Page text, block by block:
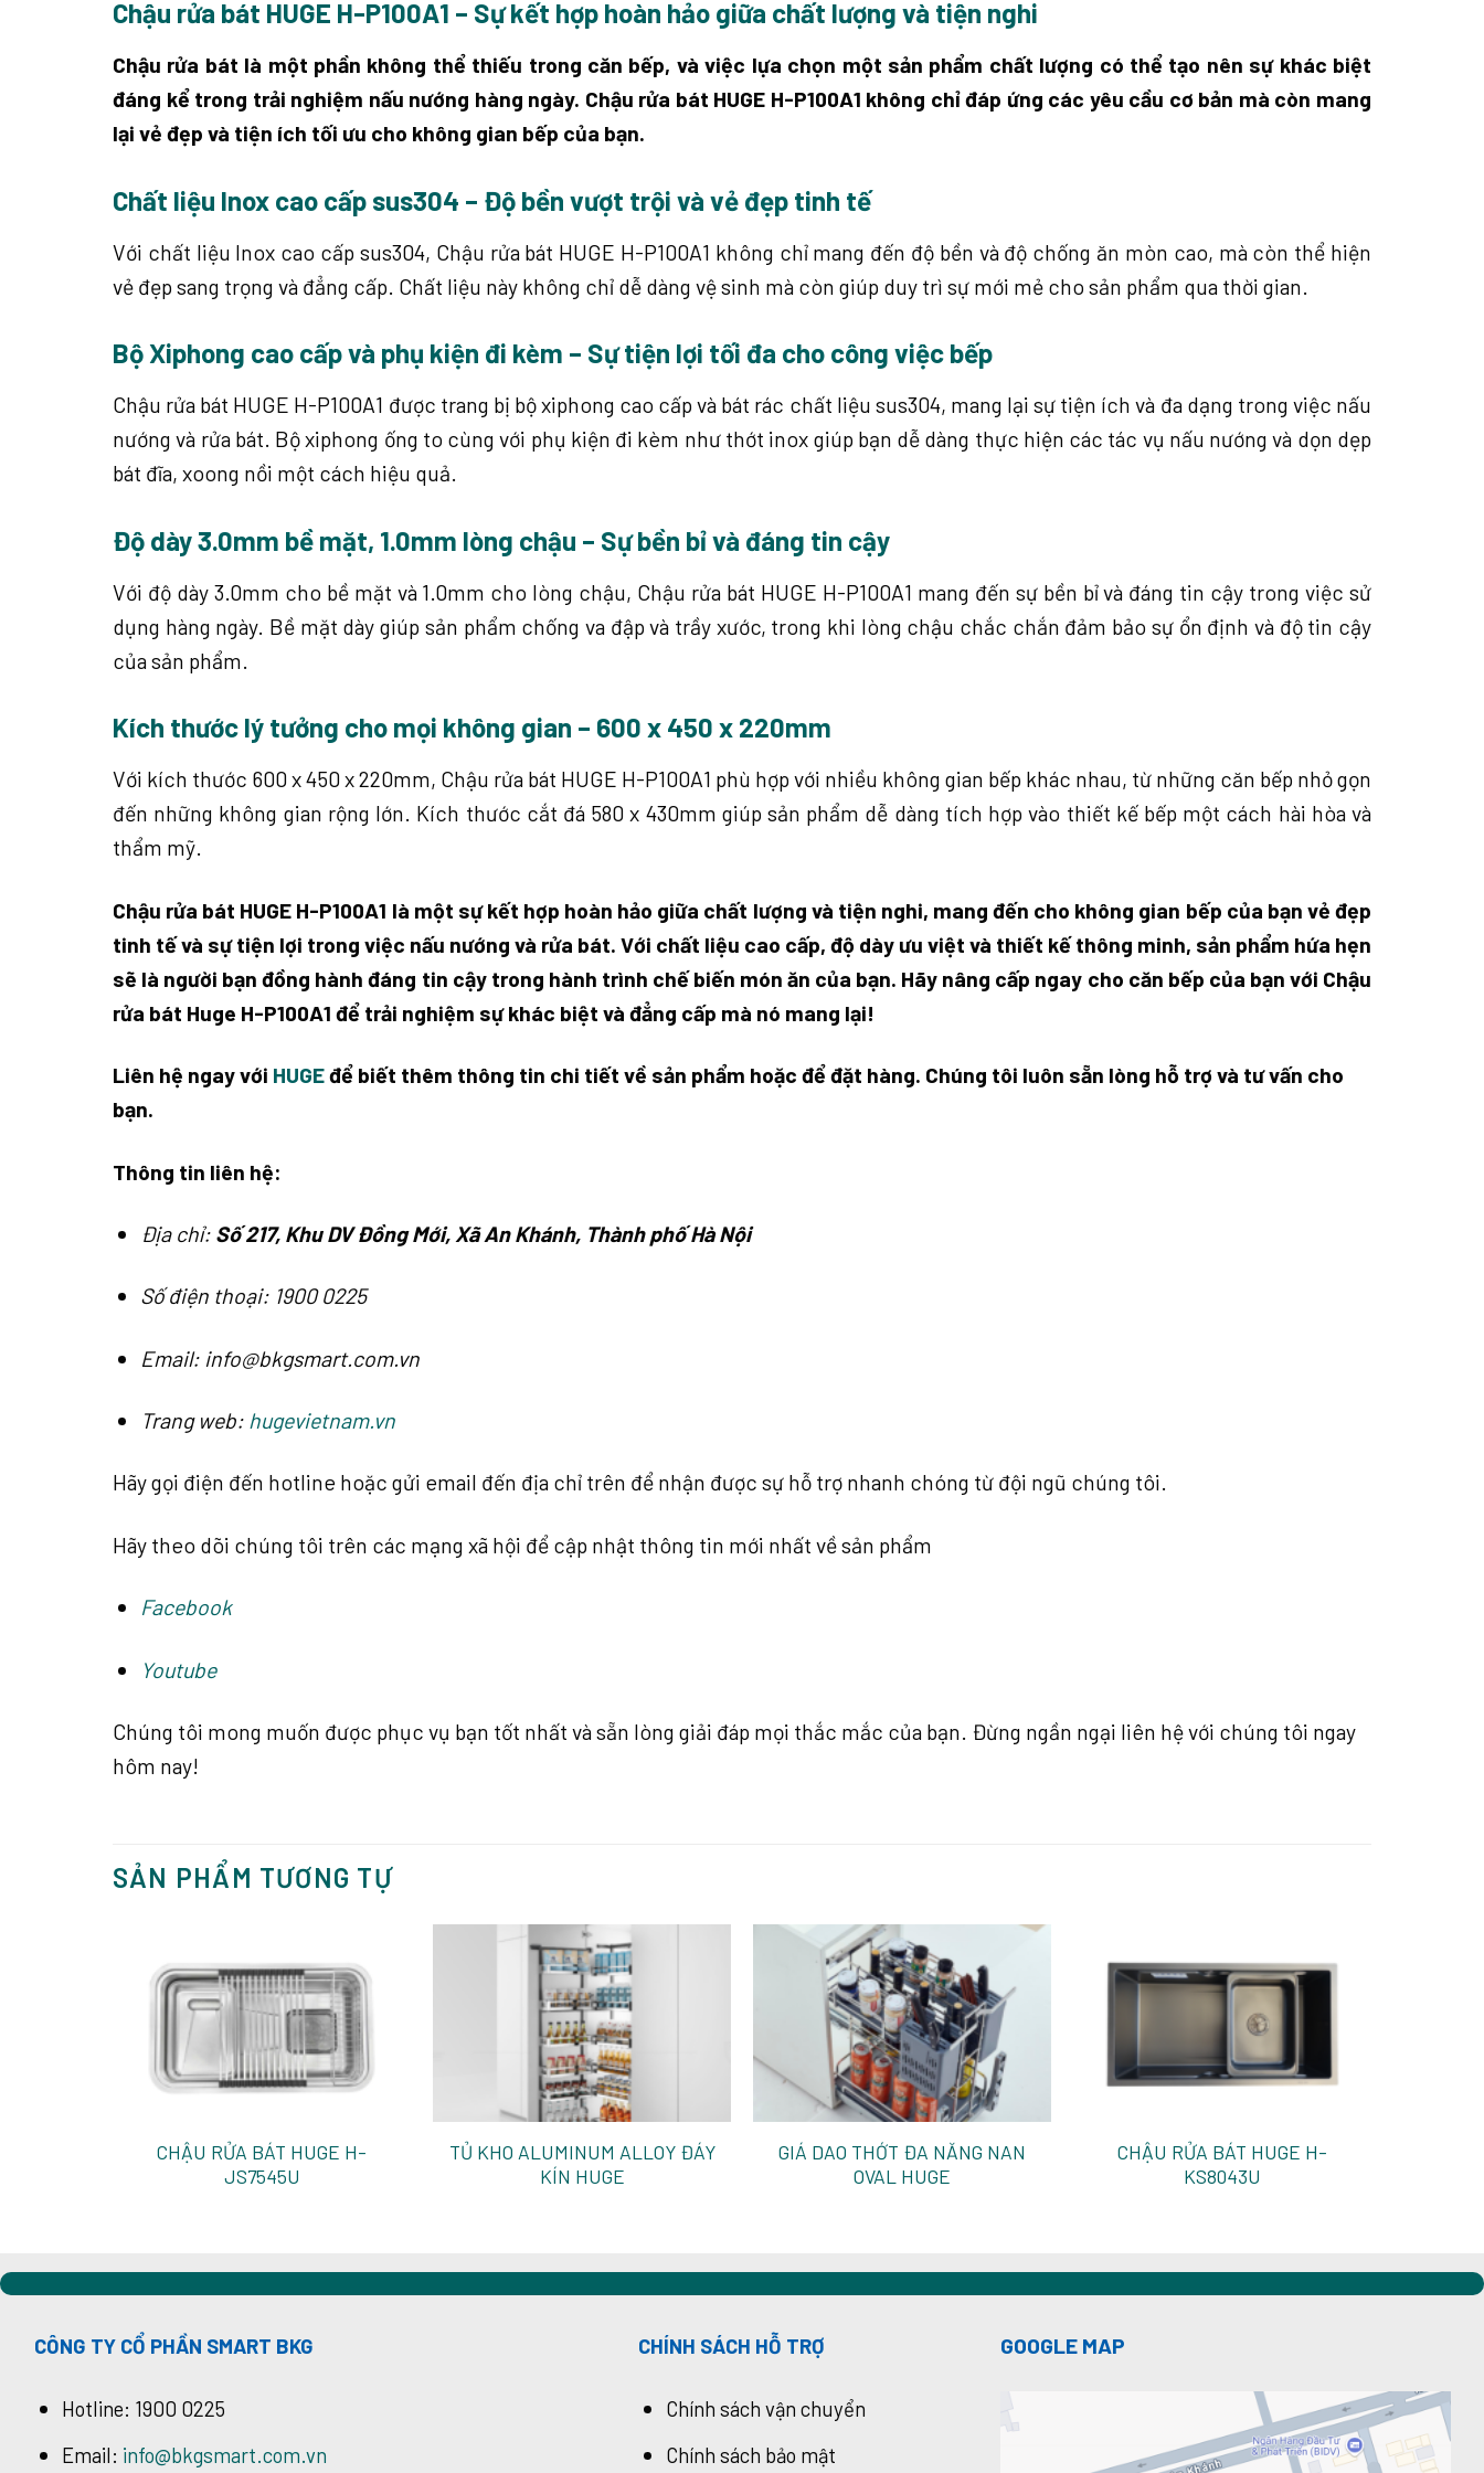
Chậu rửa bát HUGE H-P100A1 – Sự kết hợp hoàn hảo giữa chất lượng và tiện nghi
Chậu rửa bát là một phần không thể thiếu trong căn bếp, và việc lựa chọn một sản phẩm chất lượng có thể tạo nên sự khác biệt
đáng kể trong trải nghiệm nấu nướng hàng ngày. Chậu rửa bát HUGE H-P100A1 không chỉ đáp ứng các yêu cầu cơ bản mà còn mang
lại vẻ đẹp và tiện ích tối ưu cho không gian bếp của bạn.
Chất liệu Inox cao cấp sus304 – Độ bền vượt trội và vẻ đẹp tinh tế
Với chất liệu Inox cao cấp sus304, Chậu rửa bát HUGE H-P100A1 không chỉ mang đến độ bền và độ chống ăn mòn cao, mà còn thể hiện
vẻ đẹp sang trọng và đẳng cấp. Chất liệu này không chỉ dễ dàng vệ sinh mà còn giúp duy trì sự mới mẻ cho sản phẩm qua thời gian.
Bộ Xiphong cao cấp và phụ kiện đi kèm – Sự tiện lợi tối đa cho công việc bếp
Chậu rửa bát HUGE H-P100A1 được trang bị bộ xiphong cao cấp và bát rác chất liệu sus304, mang lại sự tiện ích và đa dạng trong việc nấu
nướng và rửa bát. Bộ xiphong ống to cùng với phụ kiện đi kèm như thớt inox giúp bạn dễ dàng thực hiện các tác vụ nấu nướng và dọn dẹp
bát đĩa, xoong nồi một cách hiệu quả.
Độ dày 3.0mm bề mặt, 1.0mm lòng chậu – Sự bền bỉ và đáng tin cậy
Với độ dày 3.0mm cho bề mặt và 1.0mm cho lòng chậu, Chậu rửa bát HUGE H-P100A1 mang đến sự bền bỉ và đáng tin cậy trong việc sử
dụng hàng ngày. Bề mặt dày giúp sản phẩm chống va đập và trầy xước, trong khi lòng chậu chắc chắn đảm bảo sự ổn định và độ tin cậy
của sản phẩm.
Kích thước lý tưởng cho mọi không gian – 600 x 450 x 220mm
Với kích thước 600 x 450 x 220mm, Chậu rửa bát HUGE H-P100A1 phù hợp với nhiều không gian bếp khác nhau, từ những căn bếp nhỏ gọn
đến những không gian rộng lớn. Kích thước cắt đá 580 x 430mm giúp sản phẩm dễ dàng tích hợp vào thiết kế bếp một cách hài hòa và
thẩm mỹ.
Chậu rửa bát HUGE H-P100A1 là một sự kết hợp hoàn hảo giữa chất lượng và tiện nghi, mang đến cho không gian bếp của bạn vẻ đẹp
tinh tế và sự tiện lợi trong việc nấu nướng và rửa bát. Với chất liệu cao cấp, độ dày ưu việt và thiết kế thông minh, sản phẩm hứa hẹn
sẽ là người bạn đồng hành đáng tin cậy trong hành trình chế biến món ăn của bạn. Hãy nâng cấp ngay cho căn bếp của bạn với Chậu
rửa bát Huge H-P100A1 để trải nghiệm sự khác biệt và đẳng cấp mà nó mang lại!
Liên hệ ngay với HUGEđể biết thêm thông tin chi tiết về sản phẩm hoặc để đặt hàng. Chúng tôi luôn sẵn lòng hỗ trợ và tư vấn cho
bạn.
Thông tin liên hệ:
Địa chỉ: Số 217, Khu DV Đồng Mới, Xã An Khánh, Thành phố Hà Nội
Số điện thoại: 1900 0225
Email: info@bkgsmart.com.vn
Trang web: hugevietnam.vn
Hãy gọi điện đến hotline hoặc gửi email đến địa chỉ trên để nhận được sự hỗ trợ nhanh chóng từ đội ngũ chúng tôi.
Hãy theo dõi chúng tôi trên các mạng xã hội để cập nhật thông tin mới nhất về sản phẩm
Facebook
Youtube
Chúng tôi mong muốn được phục vụ bạn tốt nhất và sẵn lòng giải đáp mọi thắc mắc của bạn. Đừng ngần ngại liên hệ với chúng tôi ngay
hôm nay!
SẢN PHẨM TƯƠNG TỰ
CHẬU RỬA BÁT HUGE H-
JS7545U
TỦ KHO ALUMINUM ALLOY ĐÁY
KÍN HUGE
GIÁ DAO THỚT ĐA NĂNG NAN
OVAL HUGE
CHẬU RỬA BÁT HUGE H-
KS8043U
CÔNG TY CỔ PHẦN SMART BKG
Hotline: 1900 0225
Email: info@bkgsmart.com.vn
CHÍNH SÁCH HỖ TRỢ
Chính sách vận chuyển
Chính sách bảo mật
GOOGLE MAP